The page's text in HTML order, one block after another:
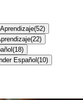
(52)
(22)
(18)
Español (10)